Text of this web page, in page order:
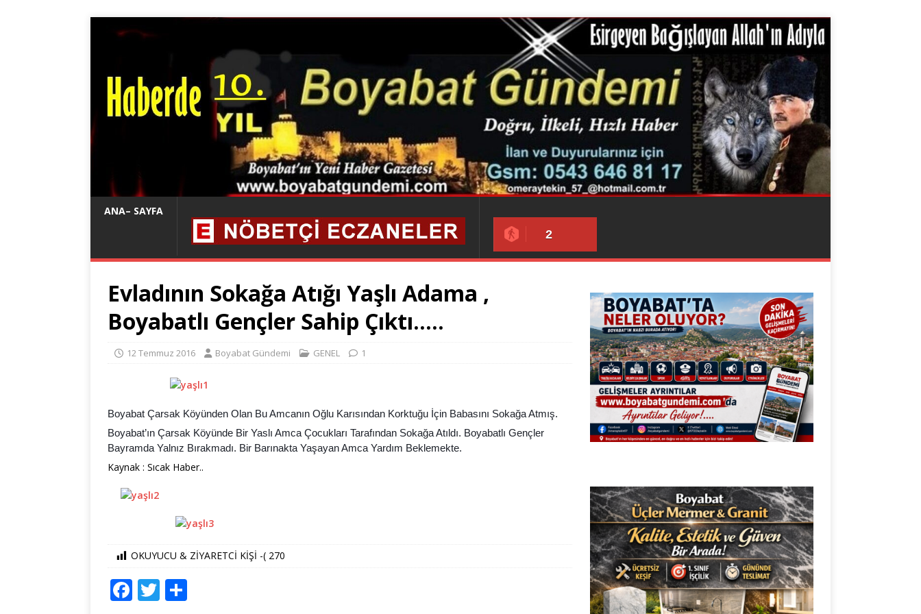
ANA– SAYFA
2
Evladının Sokağa Atığı Yaşlı Adama ,
Boyabatlı Gençler Sahip Çıktı…..
12 Temmuz 2016 Boyabat Gündemi GENEL 1
Boyabat Çarsak Köyünden Olan Bu Amcanın Oğlu Karısından Korktuğu İçin Babasını Sokağa Atmış.
Boyabat’ın Çarsak Köyünde Bir Yaslı Amca Çocukları Tarafından Sokağa Atıldı. Boyabatlı Gençler
Bayramda Yalnız Bırakmadı. Bir Barınakta Yaşayan Amca Yardım Beklemekte.
Kaynak : Sıcak Haber..
OKUYUCU & ZİYARETCİ KİŞİ -( 270
F T